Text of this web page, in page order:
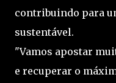
contribuindo para
sustentável.
"Vamos apostar
e recuperar o